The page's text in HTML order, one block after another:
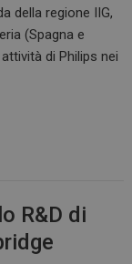
della regione IIG,
(Spagna e
di Philips nei
R&D di